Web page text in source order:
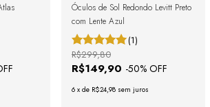
Óculos de Sol Redondo Levitt Preto
com Lente Azul
(1)
R$149,90 -50% OFF
R$299,80
6 x de R$24,98 sem juros